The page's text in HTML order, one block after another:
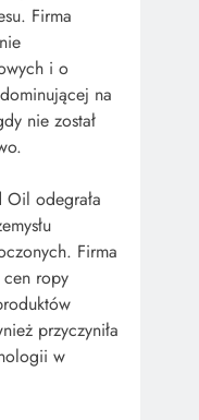
Firma
i o
na
nie został
odegrała
Firma
cen ropy
przyczyniła
w